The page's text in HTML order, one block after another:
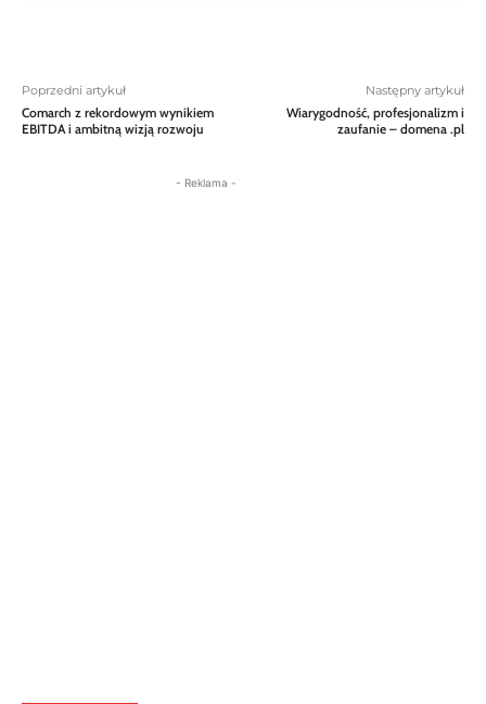
Poprzedni artykuł
Comarch z rekordowym wynikiem
EBITDA i ambitną wizją rozwoju
Następny artykuł
Wiarygodność, profesjonalizm i
zaufanie – domena .pl
- Reklama -